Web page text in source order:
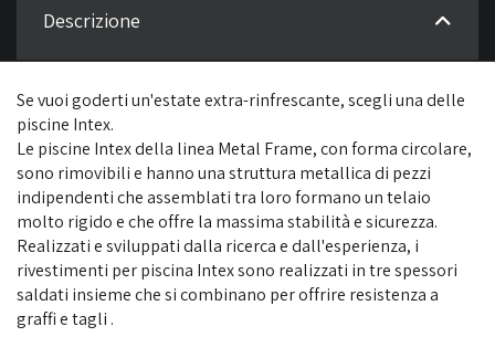
Descrizione
Se vuoi goderti un'estate extra-rinfrescante, scegli una delle
piscine Intex.
Le piscine Intex della linea Metal Frame, con forma circolare,
sono rimovibili e hanno una struttura metallica di pezzi
indipendenti che assemblati tra loro formano un telaio
molto rigido e che offre la massima stabilità e sicurezza.
Realizzati e sviluppati dalla ricerca e dall'esperienza, i
rivestimenti per piscina Intex sono realizzati in tre spessori
saldati insieme che si combinano per offrire resistenza a
graffi e tagli .